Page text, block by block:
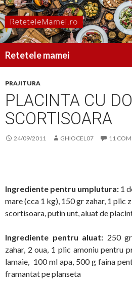
Retetele mamei
CONȚINUT
PRAJITURA
PLACINTA CU
SCORTISOARA
24/09/2011 GHIOCEL07 11
Ingrediente pentru umplutura: 1
mare (cca 1 kg), 150 gr zahar, 1 plic
scortisoara, putin unt, aluat de
Ingrediente pentru aluat: 250
zahar, 2 oua, 1 plic amoniu pentru
lamaie, 100 ml apa, 500 g faina
framantat pe planseta